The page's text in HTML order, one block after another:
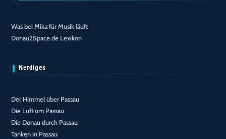
Was bei Mika für Musik läuft
Donau2Space.de Lexikon
Nerdiges
Der Himmel über Passau
Die Luft um Passau
Die Donau durch Passau
Tanken in Passau